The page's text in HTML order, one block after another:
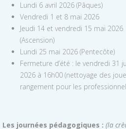
Lundi 6 avril 2026 (Pâques)
Vendredi 1 et 8 mai 2026
Jeudi 14 et vendredi 15 mai 2026
(Ascension)
Lundi 25 mai 2026 (Pentecôte)
Fermeture d’été : le vendredi 31
2026 à 16h00 (nettoyage des
rangement pour les
Les journées pédagogiques : (la